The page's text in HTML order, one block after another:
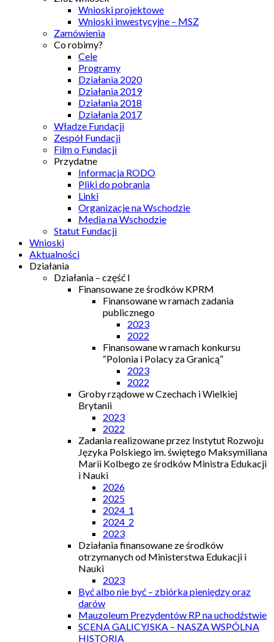
Wnioski projektowe
Wnioski inwestycyjne – MSZ
Zamówienia
Co robimy?
Cele
Programy
Działania 2020
Działania 2019
Działania 2018
Działania 2017
Władze Fundacji
Zespół Fundacji
Film o Fundacji
Przydatne
Informacja RODO
Pliki do pobrania
Linki
Organizacje na Wschodzie
Media na Wschodzie
Statut Fundacji
Wnioski
Aktualności
Działania
Działania – część I
Finansowane ze środków KPRM
Finansowane w ramach zadania
publicznego
2023
2022
Finansowane w ramach konkursu
“Polonia i Polacy za Granicą”
2023
2022
Groby rządowe w Czechach i Wielkiej
Brytanii
2023
2022
Zadania realizowane przez Instytut Rozwoju
Języka Polskiego im. świętego Maksymiliana
Marii Kolbego ze środków Ministra Edukacji
i Nauki
2026
2025
2024_1
2024_2
2023
Działania finansowane ze środków
otrzymanych od Ministerstwa Edukacji i
Nauki
2023
Być albo nie być – zbiórka pieniędzy oraz
darów
Mauzoleum Prezydentów RP na uchodźstwie
SCENA GALICYJSKA – NASZA WSPÓLNA
HISTORIA